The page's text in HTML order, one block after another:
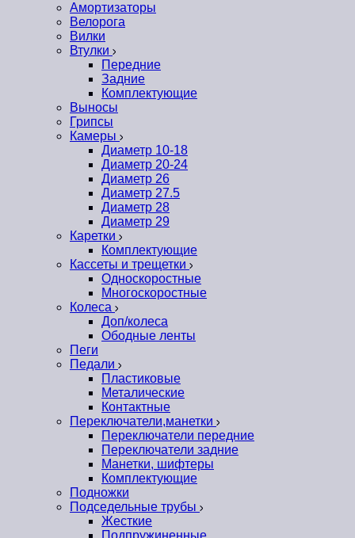
Амортизаторы
Велорога
Вилки
Втулки
Передние
Задние
Комплектующие
Выносы
Грипсы
Камеры
Диаметр 10-18
Диаметр 20-24
Диаметр 26
Диаметр 27.5
Диаметр 28
Диаметр 29
Каретки
Комплектующие
Кассеты и трещетки
Односкоростные
Многоскоростные
Колеса
Доп/колеса
Ободные ленты
Пеги
Педали
Пластиковые
Металические
Контактные
Переключатели,манетки
Переключатели передние
Переключатели задние
Манетки, шифтеры
Комплектующие
Подножки
Подседельные трубы
Жесткие
Подпружиненные